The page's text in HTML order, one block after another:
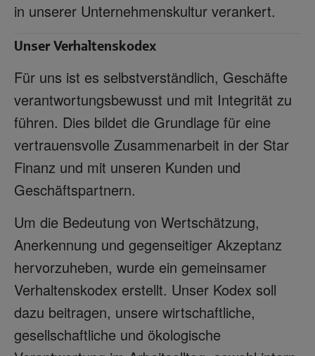
in unserer Unternehmenskultur verankert.
Unser Verhaltenskodex
Für uns ist es selbstverständlich, Geschäfte
verantwortungsbewusst und mit Integrität zu
führen. Dies bildet die Grundlage für eine
vertrauensvolle Zusammenarbeit in der Star
Finanz und mit unseren Kunden und
Geschäftspartnern.
Um die Bedeutung von Wertschätzung,
Anerkennung und gegenseitiger Akzeptanz
hervorzuheben, wurde ein gemeinsamer
Verhaltenskodex erstellt. Unser Kodex soll
dazu beitragen, unsere wirtschaftliche,
gesellschaftliche und ökologische